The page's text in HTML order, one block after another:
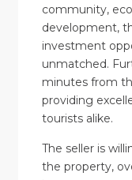
community,
development,
investment
unmatched.
minutes from
providing
tourists alike.
The seller is
the property,